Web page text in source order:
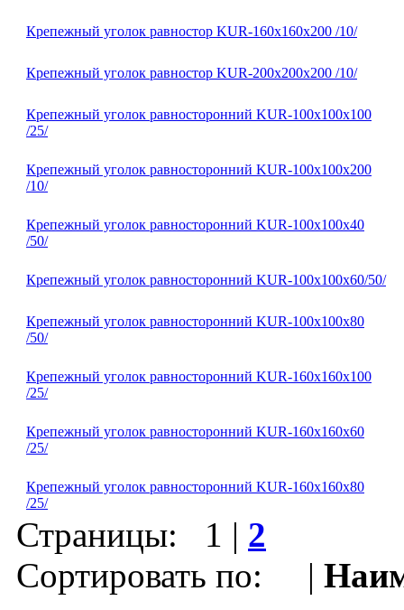
Крепежный уголок равностор KUR-160х160х200 /10/
Крепежный уголок равностор KUR-200х200х200 /10/
Крепежный уголок равносторонний KUR-100х100х100
/25/
Крепежный уголок равносторонний KUR-100х100х200
/10/
Крепежный уголок равносторонний KUR-100х100х40
/50/
Крепежный уголок равносторонний KUR-100х100х60/50/
Крепежный уголок равносторонний KUR-100х100х80
/50/
Крепежный уголок равносторонний KUR-160х160х100
/25/
Крепежный уголок равносторонний KUR-160х160х60
/25/
Крепежный уголок равносторонний KUR-160х160х80
/25/
Страницы: 1 | 2
Сортировать по: |